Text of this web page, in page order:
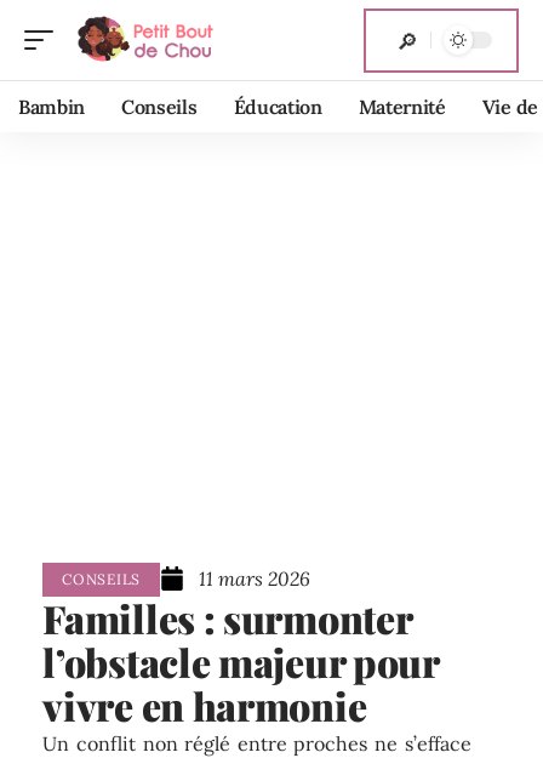
Bambin Conseils Éducation Maternité Vie
CONSEILS 11 mars 2026
Familles : surmonter
l’obstacle majeur pour
vivre en harmonie
Un conflit non réglé entre proches ne s’efface